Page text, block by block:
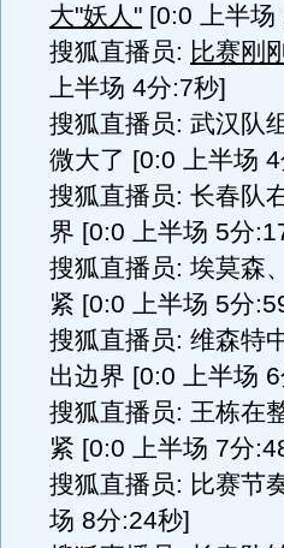
大"妖人" [0:0 上半场
搜狐直播员: 比赛刚
上半场 4分:7秒]
搜狐直播员: 武汉队
微大了 [0:0 上半场
搜狐直播员: 长春队
界 [0:0 上半场 5分
搜狐直播员: 埃莫森
紧 [0:0 上半场 5分
搜狐直播员: 维森特
出边界 [0:0 上半场
搜狐直播员: 王栋在
紧 [0:0 上半场 7分
搜狐直播员: 比赛节
场 8分:24秒]